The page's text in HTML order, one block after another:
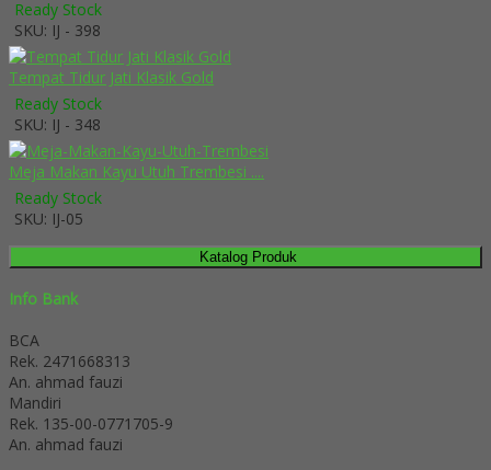
Ready Stock
SKU: IJ - 398
Tempat Tidur Jati Klasik Gold
Ready Stock
SKU: IJ - 348
Meja Makan Kayu Utuh Trembesi ....
Ready Stock
SKU: IJ-05
Katalog Produk
Info Bank
BCA
Rek. 2471668313
An. ahmad fauzi
Mandiri
Rek. 135-00-0771705-9
An. ahmad fauzi